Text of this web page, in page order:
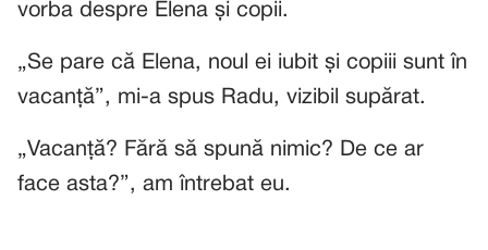
vorba despre Elena și copii.
„Se pare că Elena, noul ei iubit și copiii sunt în
vacanță”, mi-a spus Radu, vizibil supărat.
„Vacanță? Fără să spună nimic? De ce ar
face asta?”, am întrebat eu.